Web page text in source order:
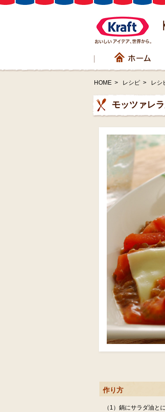
HOME > レシピ > レシ
モッツァレ
作り方
（1）鍋にサラダ油と